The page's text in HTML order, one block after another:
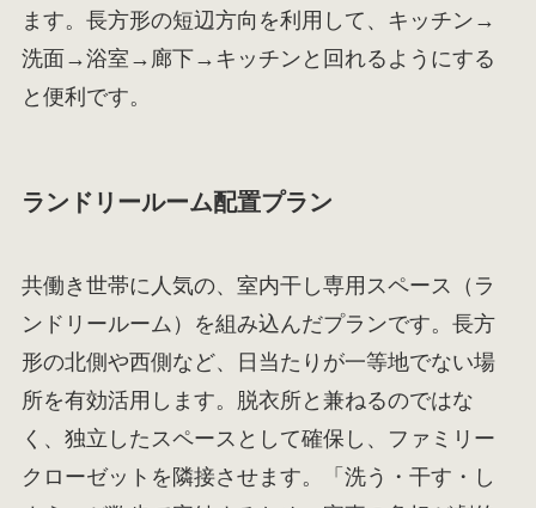
ます。長方形の短辺方向を利用して、キッチン→
洗面→浴室→廊下→キッチンと回れるようにする
と便利です。
ランドリールーム配置プラン
共働き世帯に人気の、室内干し専用スペース（ラ
ンドリールーム）を組み込んだプランです。長方
形の北側や西側など、日当たりが一等地でない場
所を有効活用します。脱衣所と兼ねるのではな
く、独立したスペースとして確保し、ファミリー
クローゼットを隣接させます。「洗う・干す・し